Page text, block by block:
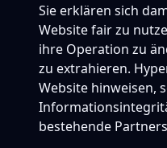
Sie erklären sich
Website fair zu
ihre Operation zu
zu extrahieren.
Website hinweisen,
bestehende